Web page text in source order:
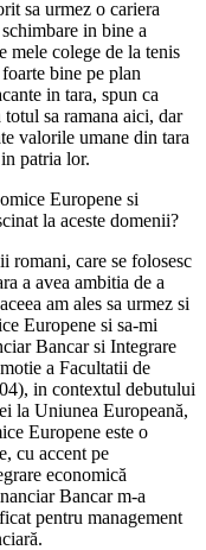
sa urmez o cariera
in bine a
mele colege de la tenis
bine pe plan
in tara, spun ca
sa ramana aici, dar
valorile umane din tara
patria lor.
Europene si
la aceste domenii?
romani, care se folosesc
a avea ambitia de a
am ales sa urmez si
Europene si sa-mi
Bancar si Integrare
a Facultatii de
in contextul debutului
la Uniunea Europeană,
Europene este o
cu accent pe
economică
Bancar m-a
pentru management